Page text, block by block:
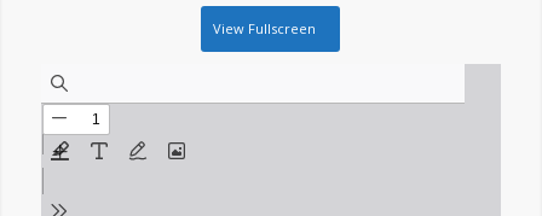
View Fullscreen